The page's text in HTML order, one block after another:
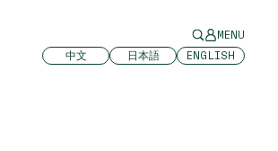
MENU
中文
日本語 ENGLISH